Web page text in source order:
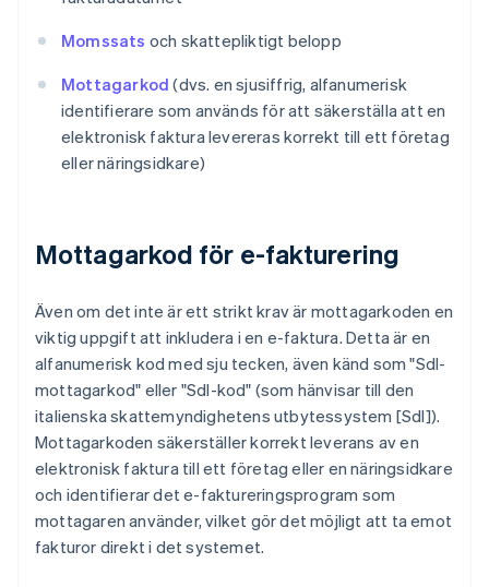
Momssats och skattepliktigt belopp
Mottagarkod (dvs. en sjusiffrig, alfanumerisk
identifierare som används för att säkerställa att en
elektronisk faktura levereras korrekt till ett företag
eller näringsidkare)
Mottagarkod för e-fakturering
Även om det inte är ett strikt krav är mottagarkoden en
viktig uppgift att inkludera i en e-faktura. Detta är en
alfanumerisk kod med sju tecken, även känd som "SdI-
mottagarkod" eller "SdI-kod" (som hänvisar till den
italienska skattemyndighetens utbytessystem [SdI]).
Mottagarkoden säkerställer korrekt leverans av en
elektronisk faktura till ett företag eller en näringsidkare
och identifierar det e-faktureringsprogram som
mottagaren använder, vilket gör det möjligt att ta emot
fakturor direkt i det systemet.